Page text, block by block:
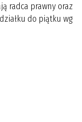
radca prawny oraz
do piątku wg